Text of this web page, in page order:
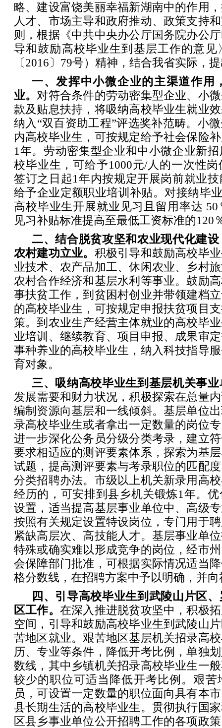
略、建设富饶美丽幸福新湖南中的作用
人才、市场主导和政府推动、政策支持
则，根据《中共中央办公厅国务院办公
导和鼓励高校毕业生到基层工作的意见
〔2016〕79号）精神，结合我省实际，
一、发挥中小微企业的主渠道作用
业。 对符合条件的劳动密集型企业、小
款及贴息扶持，将吸纳高校毕业生就业
纳入“双百资助工程”评选奖补范畴。小
内高校毕业生，可按规定给予社会保险
1年。劳动密集型企业和中小微企业新
校毕业生，可给予1000元/人的一次性
签订之日起1年内按规定开展岗前就业
给予企业定额职业培训补贴。对接纳毕
高校毕业生开展就业见习且留用率达
见习补贴标准提高至最低工资标准的120
二、结合脱贫攻坚和农业现代化建
农村建功立业。 积极引导和鼓励高校毕
业技术、农产品加工、休闲农业、乡村
农村合作经济和基层水利等事业。鼓励
事扶贫工作，到贫困村创业并带领建档
的高校毕业生，可按规定申报扶贫项目
策。到农业生产经营主体就业的高校毕
业培训、继续教育、项目申报、成果审
事种养业的高校毕业生，纳入科技指导
育对象。
三、吸纳高校毕业生到基层机关事
发展需要和财力状况，积极探索在总量
编制资源向基层和一线倾斜。基层单位
录高校毕业生或者拿出一定数量的岗位
进一步深化公务员分级分类考录，建立
要求相适应的测评要素体系，探索为基
试题，提高测评要素与考录职位的匹配
分类招聘办法。市级以上机关新录用高
经历的，可安排到县乡机关锻炼1年。
设置，适当提高基层事业单位中、高级
按照有关规定设置特设岗位，专门用于
紧缺高层次、高技能人才。基层事业单
特殊或确实难以形成竞争的岗位，经市
会保障部门批准，可根据实际情况适当
格分数线，在招聘方案中予以明确，并
四、引导高校毕业生到武陵山片区
区工作。 在深入推进脱贫攻坚中，积极
空间，引导和鼓励高校毕业生到武陵山
苦地区就业。艰苦地区基层机关招录高
历、专业等条件，降低开考比例，单独
数线，其中乡镇机关招录高校毕业生一
较少的职位可适当降低开考比例。艰苦
员，可设置一定数量的职位面向具有本
县长期生活的高校毕业生。贯彻执行国
区县乡事业单位公开招聘工作的各项政